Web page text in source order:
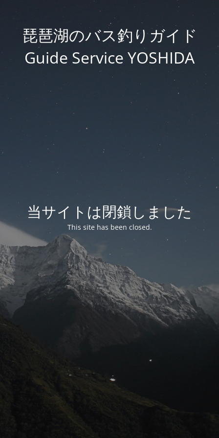
琵琶湖のバス釣りガイド
Guide Service YOSHIDA
当サイトは閉鎖しました
This site has been closed.